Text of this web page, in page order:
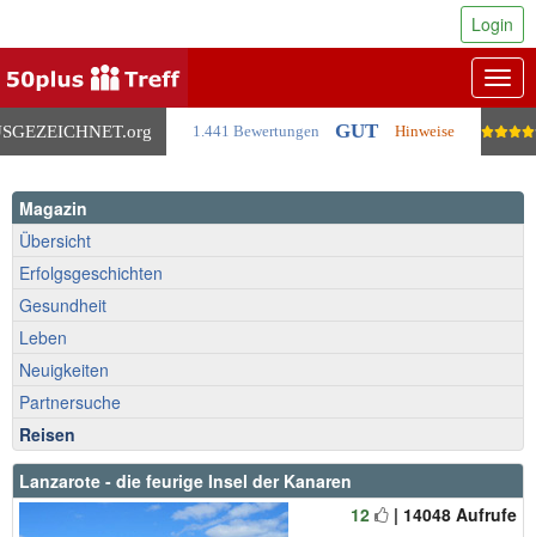
.org 1.441 Bewertungen GUT Hinweise
Login
Magazin
Übersicht
Erfolgsgeschichten
Gesundheit
Leben
Neuigkeiten
Partnersuche
Reisen
Lanzarote - die feurige Insel der Kanaren
12
| 14048 Aufrufe